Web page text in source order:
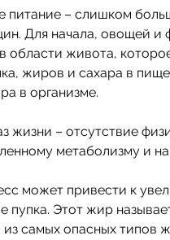
питание – слишком
Для начала, овощей и
области живота,
жиров и сахара в
в организме.
жизни – отсутствие
метаболизму и
может привести к
пупка. Этот жир
из самых опасных типов